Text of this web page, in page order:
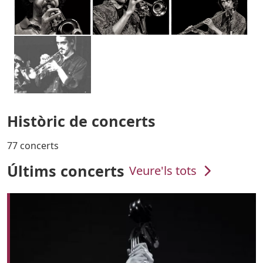
Històric de concerts
77 concerts
Últims concerts Veure'ls tots